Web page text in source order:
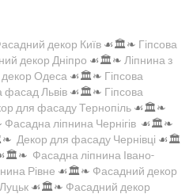
декор Київ ☙🏛️❧ Гіпсова
декор Дніпро ☙🏛️❧ Ліпнина з
Одеса ☙🏛️❧ Гіпсова
фасад Львів ☙🏛️❧ Гіпсова
для фасаду Тернопіль ☙🏛️❧
Фасадна ліпнина Чернігів ☙🏛️❧
Декор для фасаду Чернівці ☙🏛️
Фасадна ліпнина Івано-
Рівне ☙🏛️❧ Фасадний декор
☙🏛️❧ Фасадний декор